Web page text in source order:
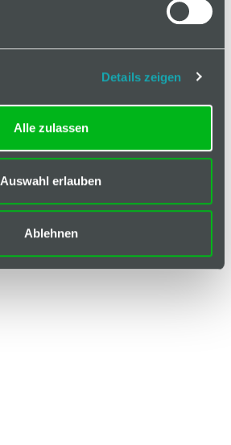
Details zeigen
Alle zulassen
Auswahl erlauben
Ablehnen